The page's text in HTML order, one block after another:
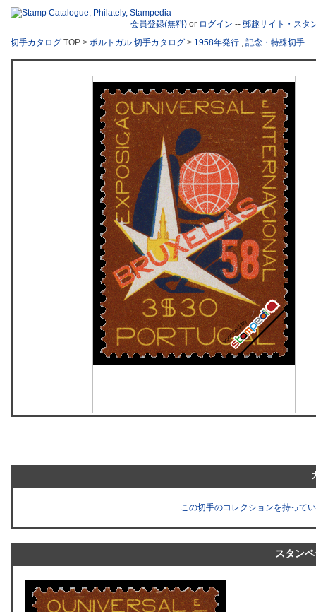
会員登録(無料) or ログイン -- 郵趣サイト・スタ
切手カタログ TOP > ポルトガル 切手カタログ > 1958年発行 , 記念・特殊切手
この切手のコレクションを持って
スタン